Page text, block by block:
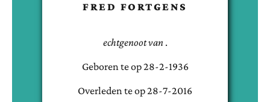
FRED FORTGENS
echtgenoot van .
Geboren teop28-2-1936
Overleden teop28-7-2016